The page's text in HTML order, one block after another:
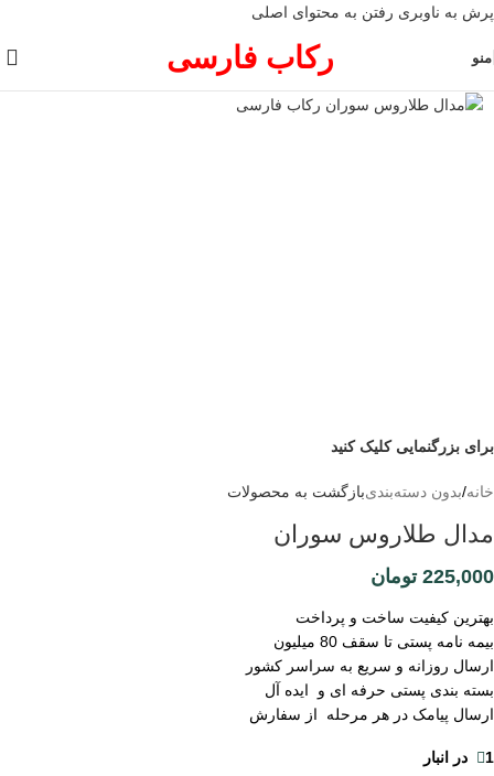
پرش به ناوبری رفتن به محتوای اصلی
منو رکاب فارسی
برای بزرگنمایی کلیک کنید
خانه/بدون دسته‌بندیبازگشت به محصولات
مدال طلاروس سوران
225,000 تومان
بهترین کیفیت ساخت و پرداخت
بیمه نامه پستی تا سقف 80 میلیون
ارسال روزانه و سریع به سراسر کشور
بسته بندی پستی حرفه ای و ایده آل
ارسال پیامک در هر مرحله از سفارش
1 در انبار